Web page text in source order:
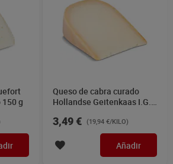
g
Queso de cabra curado
Hollandse Geitenkaas I.G.P.
3,49 € (19,94 €/KILO)
Añadir